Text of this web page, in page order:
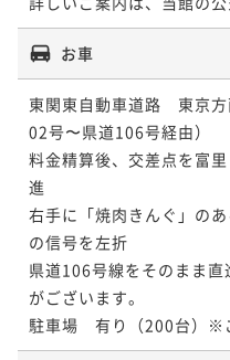
お車
東関東自動車道路　東京
02号〜県道106号経由）
料金精算後、交差点を富
進
右手に「焼肉きんぐ」の
の信号を左折
県道106号線をそのまま
がございます。
駐車場　有り（200台）※